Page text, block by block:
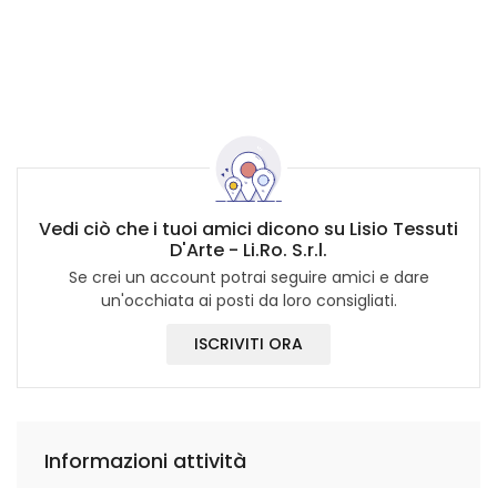
Vedi ciò che i tuoi amici dicono su Lisio Tessuti
D'Arte - Li.Ro. S.r.l.
Se crei un account potrai seguire amici e dare
un'occhiata ai posti da loro consigliati.
ISCRIVITI ORA
Informazioni attività